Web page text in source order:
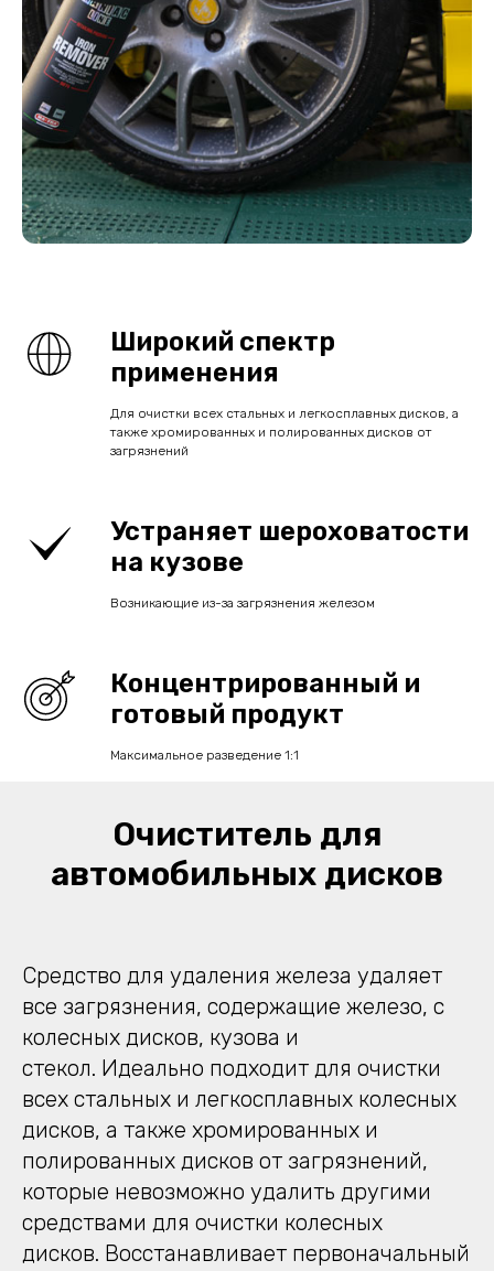
Широкий спектр
применения
Для очистки всех стальных и легкосплавных дисков, а
также хромированных и полированных дисков от
загрязнений
Устраняет шероховатости
на кузове
Возникающие из-за загрязнения железом
Концентрированный и
готовый продукт
Максимальное разведение 1:1
Очиститель для
автомобильных дисков
Средство для удаления железа удаляет
все загрязнения, содержащие железо, с
колесных дисков, кузова и
стекол. Идеально подходит для очистки
всех стальных и легкосплавных колесных
дисков, а также хромированных и
полированных дисков от загрязнений,
которые невозможно удалить другими
средствами для очистки колесных
дисков. Восстанавливает первоначальный